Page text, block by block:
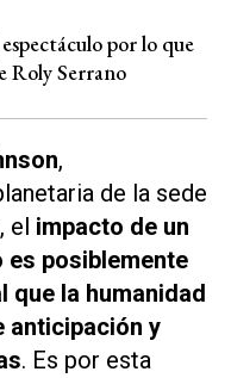
por lo que
Roly Serrano
,
de la sede
el impacto de un
es posiblemente
que la humanidad
anticipación y
. Es por esta